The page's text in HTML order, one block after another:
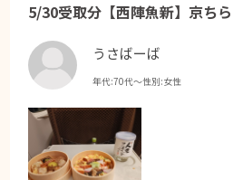
5/30受取分【西陣魚新】京ち
うさばーば
年代:70代～性別:女性